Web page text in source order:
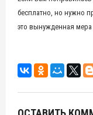
бесплатно, но нужно
это вынужденная